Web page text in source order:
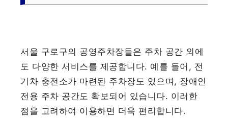
서울 구로구의 공영주차장들은 주차 공간 외에
도 다양한 서비스를 제공합니다. 예를 들어, 전
기차 충전소가 마련된 주차장도 있으며, 장애인
전용 주차 공간도 확보되어 있습니다. 이러한
점을 고려하여 이용하면 더욱 편리합니다.